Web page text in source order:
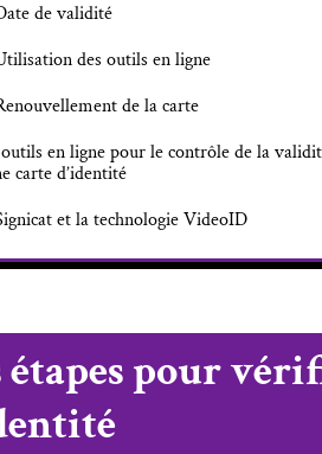
de validité
des outils en ligne
de la carte
en ligne pour le contrôle de la
carte d’identité
et la technologie VideoID
étapes pour